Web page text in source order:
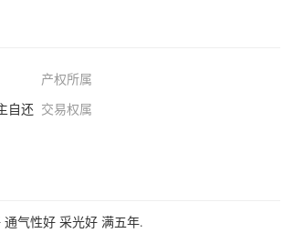
自还
产权所属
交易权属
气性好 采光好 满五年.